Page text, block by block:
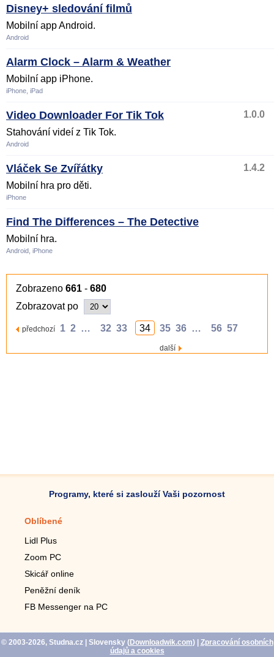
Disney+ sledování filmů
Mobilní app Android.
Android
Alarm Clock – Alarm & Weather
Mobilní app iPhone.
iPhone, iPad
Video Downloader For Tik Tok
1.0.0
Stahování videí z Tik Tok.
Android
Vláček Se Zvířátky
1.4.2
Mobilní hra pro děti.
iPhone
Find The Differences – The Detective
Mobilní hra.
Android, iPhone
Zobrazeno 661 - 680
Zobrazovat po
předchozí 1 2 … 32 33 34 35 36 … 56 57
další
Programy, které si zaslouží Vaši pozornost
Oblíbené
Lidl Plus
Zoom PC
Skicář online
Peněžní deník
FB Messenger na PC
© 2003-2026, Studna.cz| Slovensky (Downloadwik.com)| Zpracování osobních
údajů a cookies